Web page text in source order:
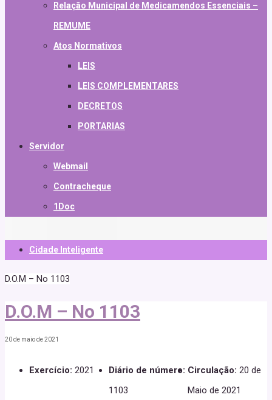
Relação Municipal de Medicamendos Essenciais –
REMUME
Atos Normativos
LEIS
LEIS COMPLEMENTARES
DECRETOS
PORTARIAS
Servidor
Webmail
Contracheque
1Doc
Cidade Inteligente
D.O.M – No 1103
D.O.M – No 1103
20 de maio de 2021
Exercício: 2021
Diário de número:
1103
Circulação:20 de
Maio de 2021